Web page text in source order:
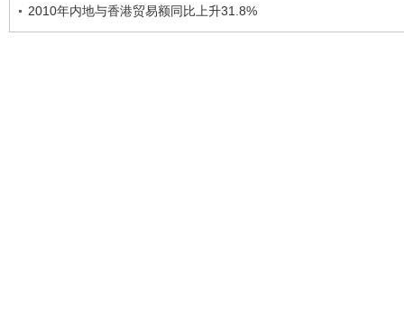
2010年内地与香港贸易额同比上升31.8%